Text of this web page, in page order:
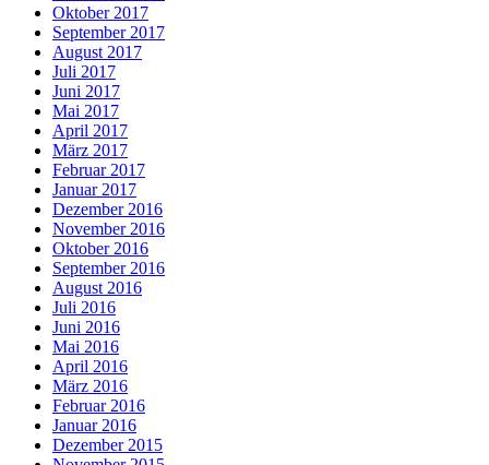
Oktober 2017
September 2017
August 2017
Juli 2017
Juni 2017
Mai 2017
April 2017
März 2017
Februar 2017
Januar 2017
Dezember 2016
November 2016
Oktober 2016
September 2016
August 2016
Juli 2016
Juni 2016
Mai 2016
April 2016
März 2016
Februar 2016
Januar 2016
Dezember 2015